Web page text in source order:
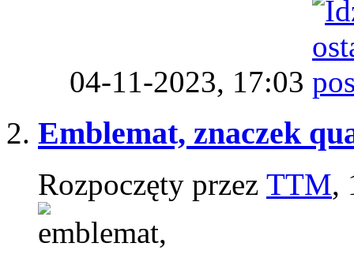
04-11-2023, 17:03
Emblemat, znaczek
Rozpoczęty przez TTM,